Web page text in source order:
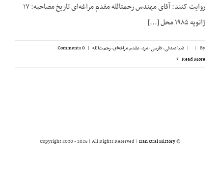
روایت کنند: آقای مهندس رحمت‏الله مقدم مراغه‌ای تاریخ مصاحبه: ۱۷
ژانویه ۱۹۸۵ محل [...]
By
|
| ضیا صدقی,فارسی,مرد,مقدم مراغه‌ای، رحمت‌الله |
0 Comments
Read More
© Copyright 2020 -
2026 | All Rights Reserved | Iran Oral History